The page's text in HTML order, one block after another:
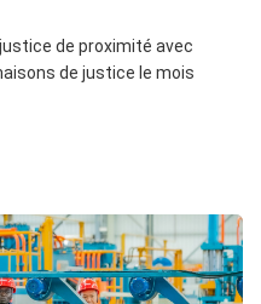
de proximité avec
de justice le mois